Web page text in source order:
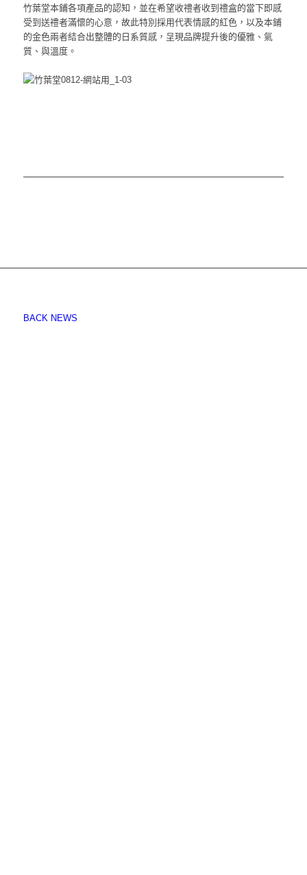
竹葉堂本鋪各項產品的認知，並在希望收禮者收到禮盒的當下即感
受到送禮者滿懷的心意，故此特別採用代表情感的紅色，以及本鋪
的金色兩者結合出整體的日系質感，呈現品牌提升後的優雅、氣
質、與溫度。
BACK NEWS